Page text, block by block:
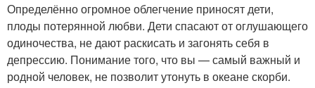
Определённо огромное облегчение приносят дети,
плоды потерянной любви. Дети спасают от оглушающего
одиночества, не дают раскисать и загонять себя в
депрессию. Понимание того, что вы — самый важный и
родной человек, не позволит утонуть в океане скорби.